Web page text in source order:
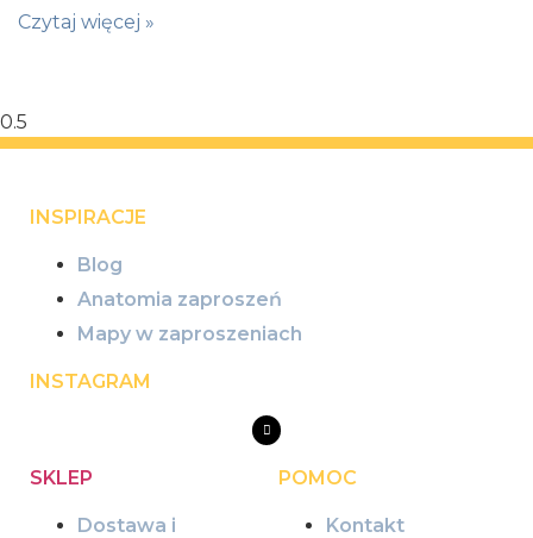
Czytaj więcej »
INSPIRACJE
Blog
Anatomia zaproszeń
Mapy w zaproszeniach
INSTAGRAM
SKLEP
Dostawa i
POMOC
Kontakt